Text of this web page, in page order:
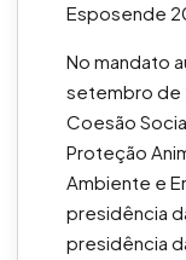
Esposende
No mandato
setembro de
Coesão
Proteção
Ambiente e
presidência
presidência